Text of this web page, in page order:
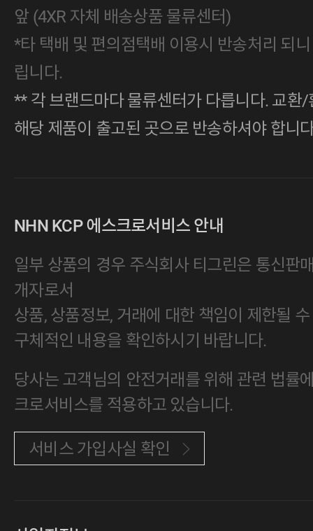
앞 (4XR 자체 배송상품 물류센터)
*타 택배 및 편의점택배 이용시 반송처리 되
립니다.
** 각 브랜드마다 물류센터가 다릅니다. 교환
해당 제품이 출고된 곳으로 반송하셔야 합니
NHN KCP 에스크로서비스 안내
일부 상품의 경우 주식회사 티그린은 통신판
개자로서
상품, 상품정보, 거래에 대한 책임이 제한될
구체적인 내용을 확인하시기 바랍니다.
당사는 고객님의 안전거래를 위해 관련 법률
크로서비스를 적용하고 있습니다.
서비스 가입사실 확인